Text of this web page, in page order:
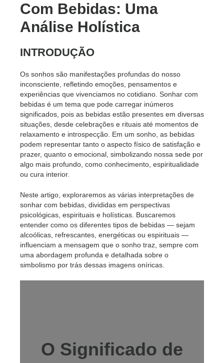
Com Bebidas: Uma
Análise Holística
INTRODUÇÃO
Os sonhos são manifestações profundas do nosso
inconsciente, refletindo emoções, pensamentos e
experiências que vivenciamos no cotidiano. Sonhar com
bebidas é um tema que pode carregar inúmeros
significados, pois as bebidas estão presentes em diversas
situações, desde celebrações e rituais até momentos de
relaxamento e introspecção. Em um sonho, as bebidas
podem representar tanto o aspecto físico de satisfação e
prazer, quanto o emocional, simbolizando nossa sede por
algo mais profundo, como conhecimento, espiritualidade
ou cura interior.
Neste artigo, exploraremos as várias interpretações de
sonhar com bebidas, divididas em perspectivas
psicológicas, espirituais e holísticas. Buscaremos
entender como os diferentes tipos de bebidas — sejam
alcoólicas, refrescantes, energéticas ou espirituais —
influenciam a mensagem que o sonho traz, sempre com
uma abordagem profunda e detalhada sobre o
simbolismo por trás dessas imagens oníricas.
O Significado de